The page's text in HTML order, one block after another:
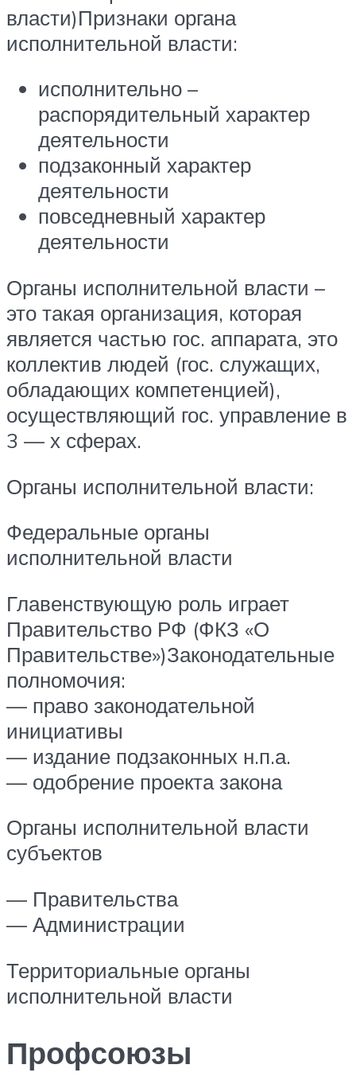
власти)Признаки органа
исполнительной власти:
исполнительно –
распорядительный характер
деятельности
подзаконный характер
деятельности
повседневный характер
деятельности
Органы исполнительной власти –
это такая организация, которая
является частью гос. аппарата, это
коллектив людей (гос. служащих,
обладающих компетенцией),
осуществляющий гос. управление в
3 — х сферах.
Органы исполнительной власти:
Федеральные органы
исполнительной власти
Главенствующую роль играет
Правительство РФ (ФКЗ «О
Правительстве»)Законодательные
полномочия:
— право законодательной
инициативы
— издание подзаконных н.п.а.
— одобрение проекта закона
Органы исполнительной власти
субъектов
— Правительства
— Администрации
Территориальные органы
исполнительной власти
Профсоюзы